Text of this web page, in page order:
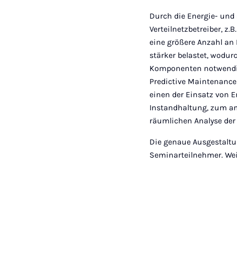
Durch die Energie-
Verteilnetzbetreiber,
eine größere Anzahl an
stärker belastet,
Komponenten
Predictive
einen der Einsatz von
Instandhaltung, zum
räumlichen Analyse
Die genaue
Seminarteilnehmer.